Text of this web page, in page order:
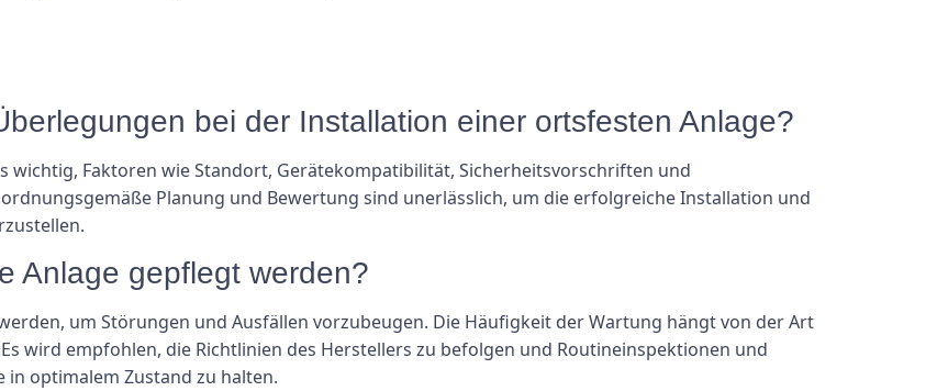
bei der Installation einer ortsfesten Anlage?
wichtig, Faktoren wie Standort, Gerätekompatibilität, Sicherheitsvorschriften und
Planung und Bewertung sind unerlässlich, um die erfolgreiche Installation und
Anlage gepflegt werden?
um Störungen und Ausfällen vorzubeugen. Die Häufigkeit der Wartung hängt von der Art
wird empfohlen, die Richtlinien des Herstellers zu befolgen und Routineinspektionen und
in optimalem Zustand zu halten.